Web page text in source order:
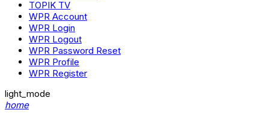
TOPIK TV
WPR Account
WPR Login
WPR Logout
WPR Password Reset
WPR Profile
WPR Register
light_mode
home